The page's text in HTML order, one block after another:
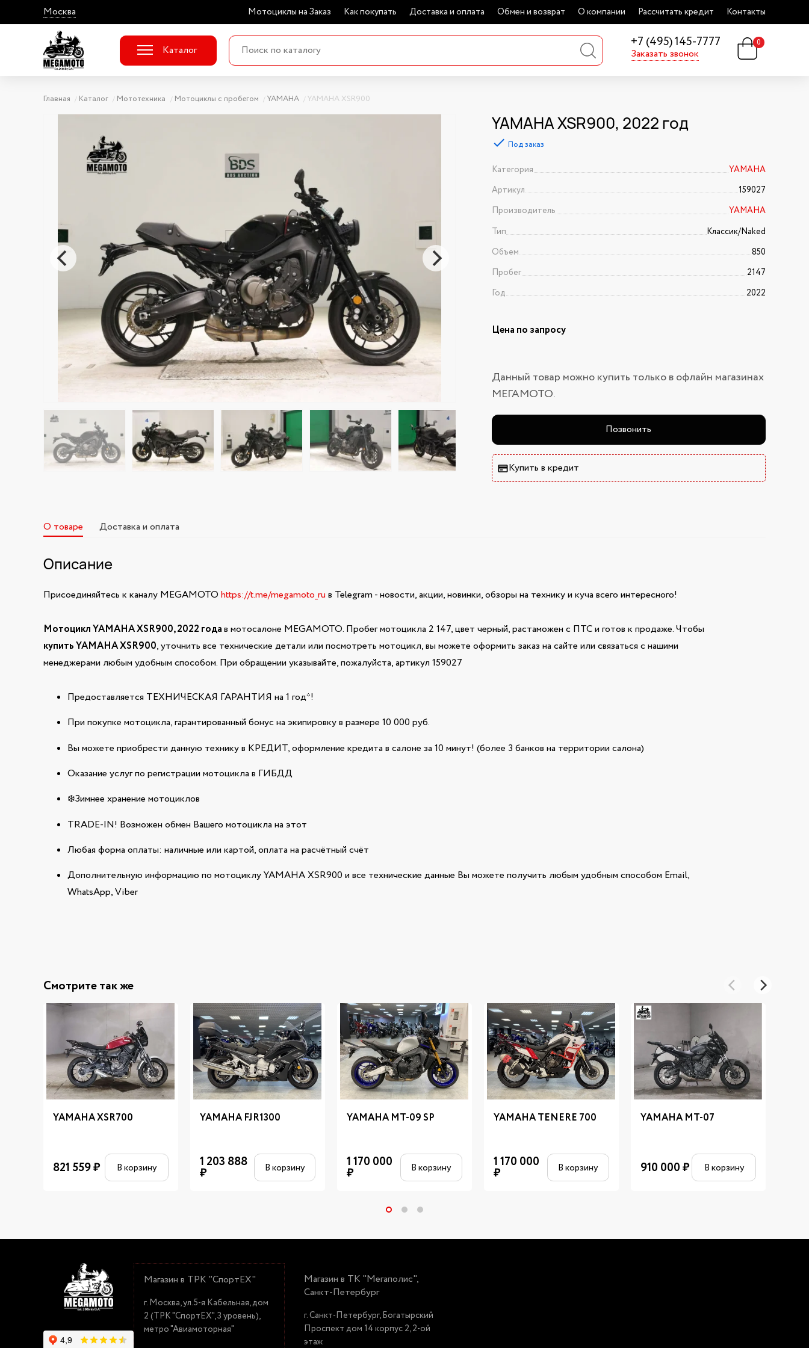
Москва Мотоциклы на Заказ Как покупать Доставка и оплата Обмен и возврат О компании Рассчитать кредит Контакты
+7 (495) 145-7777
Заказать звонок
Каталог
0
Главная Каталог Мототехника Мотоциклы с пробегом YAMAHA YAMAHA XSR900
YAMAHA XSR900, 2022 год
Под заказ
Категория
YAMAHA
Артикул
159027
Производитель
YAMAHA
Тип
Классик/Naked
Объем
850
Пробег
2147
Год
2022
Цена по запросу
Данный товар можно купить только в офлайн магазинах
МЕГАМОТО.
Позвонить
Купить в кредит
О товаре Доставка и оплата
Описание
Присоединяйтесь к каналу MEGAMOTO https://t.me/megamoto_ru в Telegram - новости, акции, новинки, обзоры на технику и куча всего интересного!
Мотоцикл YAMAHA XSR900, 2022 годав мотосалоне MEGAMOTO. Пробег мотоцикла 2 147, цвет черный, растаможен с ПТС и готов к продаже. Чтобы
купить YAMAHA XSR900, уточнить все технические детали или посмотреть мотоцикл, вы можете оформить заказ на сайте или связаться с нашими
менеджерами любым удобным способом. При обращении указывайте, пожалуйста, артикул 159027
Предоставляется ТЕХНИЧЕСКАЯ ГАРАНТИЯ на 1 год*!
При покупке мотоцикла, гарантированный бонус на экипировку в размере 10 000 руб.
Вы можете приобрести данную технику в КРЕДИТ, оформление кредита в салоне за 10 минут! (более 3 банков на территории салона)
Оказание услуг по регистрации мотоцикла в ГИБДД
❄️Зимнее хранение мотоциклов
TRADE-IN! Возможен обмен Вашего мотоцикла на этот
Любая форма оплаты: наличные или картой, оплата на расчётный счёт
Дополнительную информацию по мотоциклу YAMAHA XSR900 и все технические данные Вы можете получить любым удобным способом Email,
WhatsApp, Viber
Смотрите так же
YAMAHA XSR700
821 559₽ В корзину
YAMAHA FJR1300
1 203 888
₽ В корзину
YAMAHA MT-09 SP
1 170 000
₽ В корзину
YAMAHA TENERE 700
1 170 000
₽ В корзину
YAMAHA MT-07
910 000₽ В корзину
Магазин в ТРК "СпортЕХ"
г. Москва, ул.5-я Кабельная, дом
2 (ТРК "СпортЕХ", 3 уровень),
метро "Авиамоторная"
Магазин в ТК "Мегаполис",
Санкт-Петербург
г. Санкт-Петербург, Богатырский
Проспект дом 14 корпус 2, 2-ой
этаж